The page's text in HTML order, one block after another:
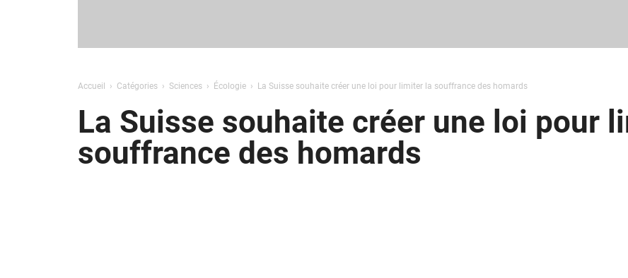
Accueil Catégories Sciences Écologie La Suisse souhaite créer une loi pour limiter la souffrance des homards
La Suisse souhaite créer une loi pour
souffrance des homards